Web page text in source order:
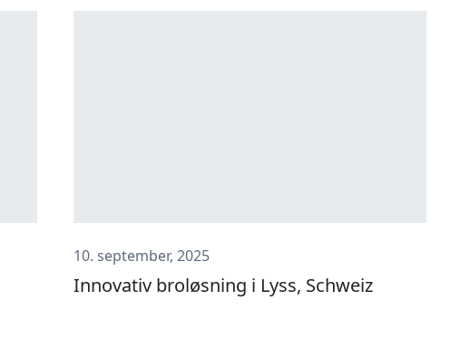
10. september, 2025
Innovativ broløsning i Lyss, Schweiz